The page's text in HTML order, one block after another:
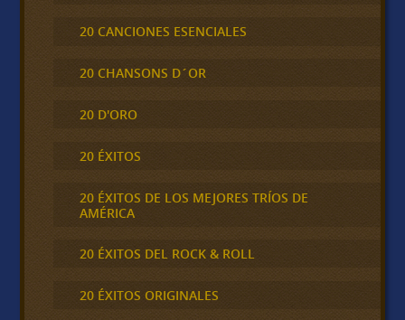
20 CANCIONES ESENCIALES
20 CHANSONS D´OR
20 D'ORO
20 ÉXITOS
20 ÉXITOS DE LOS MEJORES TRÍOS DE
AMÉRICA
20 ÉXITOS DEL ROCK & ROLL
20 ÉXITOS ORIGINALES